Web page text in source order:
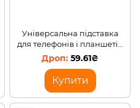
Універсальна підставка
для телефонів і планшетів
S059 Чорний (X05/4196)
59.61₴
Купити